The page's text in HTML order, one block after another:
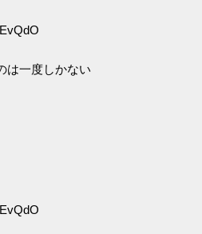
は一度しかない